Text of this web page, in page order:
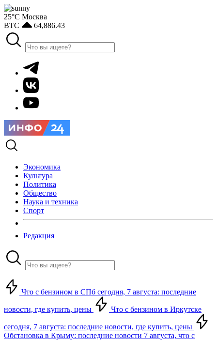
25°С Москва
BTC
64,886.43
Экономика
Культура
Политика
Общество
Наука и техника
Спорт
Редакция
Что с бензином в СПб сегодня, 7 августа: последние
новости, где купить, цены Что с бензином в Иркутске
сегодня, 7 августа: последние новости, где купить, цены
Обстановка в Крыму: последние новости 7 августа, что с